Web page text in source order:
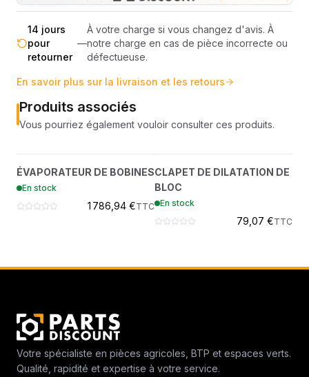
14 jours
pour
retourner
—
À votre charge si vous changez d'avis. À
notre charge en cas de pièce incorrecte ou
défectueuse.
En savoir plus sur la livraison et les retours
Produits associés
Vous pourriez également vouloir consulter ces produits.
?
BOBINES
ÉVAPORATEUR DE BOBINES
En stock
1 786,94 €TTC
?
DE BLOC
CLAPET DE DILATATION DE
BLOC
En stock
79,07 €TTC
Votre spécialiste en pièces agricoles, BTP et espaces verts.
Qualité, rapidité et expertise à votre service.